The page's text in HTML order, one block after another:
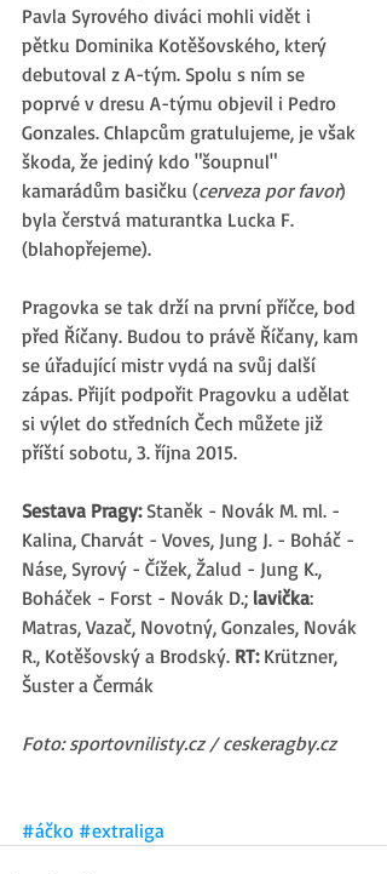
Pavla Syrového diváci mohli vidět i
pětku Dominika Kotěšovského, který
debutoval z A-tým. Spolu s ním se
poprvé v dresu A-týmu objevil i Pedro
Gonzales. Chlapcům gratulujeme, je však
škoda, že jediný kdo "šoupnul"
kamarádům basičku (cerveza por favor)
byla čerstvá maturantka Lucka F.
(blahopřejeme).
Pragovka se tak drží na první příčce, bod
před Říčany. Budou to právě Říčany, kam
se úřadující mistr vydá na svůj další
zápas. Přijít podpořit Pragovku a udělat
si výlet do středních Čech můžete již
příští sobotu, 3. října 2015.
Sestava Pragy: Staněk - Novák M. ml. -
Kalina, Charvát - Voves, Jung J. - Boháč -
Náse, Syrový - Čížek, Žalud - Jung K.,
Boháček - Forst - Novák D.; lavička:
Matras, Vazač, Novotný, Gonzales, Novák
R., Kotěšovský a Brodský. RT: Krützner,
Šuster a Čermák
Foto: sportovnilisty.cz / ceskeragby.cz
#áčko #extraliga